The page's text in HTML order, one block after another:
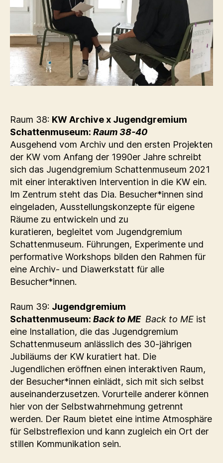
Raum 38: KW Archive x Jugendgremium
Schattenmuseum: Raum 38-40
Ausgehend vom Archiv und den ersten Projekten
der KW vom Anfang der 1990er Jahre schreibt
sich das Jugendgremium Schattenmuseum 2021
mit einer interaktiven Intervention in die KW ein.
Im Zentrum steht das Dia. Besucher*innen sind
eingeladen, Ausstellungskonzepte für eigene
Räume zu entwickeln und zu
kuratieren, begleitet vom Jugendgremium
Schattenmuseum. Führungen, Experimente und
performative Workshops bilden den Rahmen für
eine Archiv- und Diawerkstatt für alle
Besucher*innen.
Raum 39: Jugendgremium
Schattenmuseum: Back to ME Back to ME ist
eine Installation, die das Jugendgremium
Schattenmuseum anlässlich des 30-jährigen
Jubiläums der KW kuratiert hat. Die
Jugendlichen eröffnen einen interaktiven Raum,
der Besucher*innen einlädt, sich mit sich selbst
auseinanderzusetzen. Vorurteile anderer können
hier von der Selbstwahrnehmung getrennt
werden. Der Raum bietet eine intime Atmosphäre
für Selbstreflexion und kann zugleich ein Ort der
stillen Kommunikation sein.